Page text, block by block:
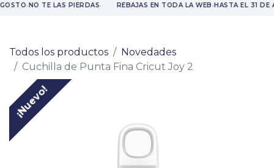
·NO TE LAS PIERDAS· REBAJAS EN TODA LA WEB·HASTA EL 31 DE
Todos los productos
Novedades
Cuchilla de Punta Fina Cricut Joy 2
¡Nuevo!